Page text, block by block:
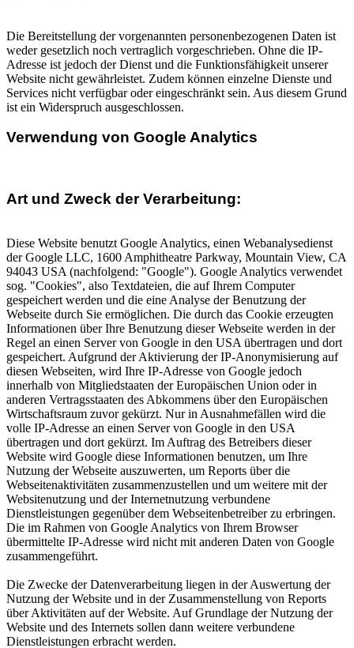
Die Bereitstellung der vorgenannten personenbezogenen Daten ist
weder gesetzlich noch vertraglich vorgeschrieben. Ohne die IP-
Adresse ist jedoch der Dienst und die Funktionsfähigkeit unserer
Website nicht gewährleistet. Zudem können einzelne Dienste und
Services nicht verfügbar oder eingeschränkt sein. Aus diesem Grund
ist ein Widerspruch ausgeschlossen.
Verwendung von Google Analytics
Art und Zweck der Verarbeitung:
Diese Website benutzt Google Analytics, einen Webanalysedienst
der Google LLC, 1600 Amphitheatre Parkway, Mountain View, CA
94043 USA (nachfolgend: "Google"). Google Analytics verwendet
sog. "Cookies", also Textdateien, die auf Ihrem Computer
gespeichert werden und die eine Analyse der Benutzung der
Webseite durch Sie ermöglichen. Die durch das Cookie erzeugten
Informationen über Ihre Benutzung dieser Webseite werden in der
Regel an einen Server von Google in den USA übertragen und dort
gespeichert. Aufgrund der Aktivierung der IP-Anonymisierung auf
diesen Webseiten, wird Ihre IP-Adresse von Google jedoch
innerhalb von Mitgliedstaaten der Europäischen Union oder in
anderen Vertragsstaaten des Abkommens über den Europäischen
Wirtschaftsraum zuvor gekürzt. Nur in Ausnahmefällen wird die
volle IP-Adresse an einen Server von Google in den USA
übertragen und dort gekürzt. Im Auftrag des Betreibers dieser
Website wird Google diese Informationen benutzen, um Ihre
Nutzung der Webseite auszuwerten, um Reports über die
Webseitenaktivitäten zusammenzustellen und um weitere mit der
Websitenutzung und der Internetnutzung verbundene
Dienstleistungen gegenüber dem Webseitenbetreiber zu erbringen.
Die im Rahmen von Google Analytics von Ihrem Browser
übermittelte IP-Adresse wird nicht mit anderen Daten von Google
zusammengeführt.
Die Zwecke der Datenverarbeitung liegen in der Auswertung der
Nutzung der Website und in der Zusammenstellung von Reports
über Aktivitäten auf der Website. Auf Grundlage der Nutzung der
Website und des Internets sollen dann weitere verbundene
Dienstleistungen erbracht werden.